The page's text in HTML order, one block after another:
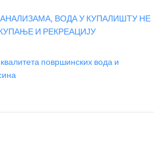
ВОДА У КУПАЛИШТУ НЕ
И РЕКРЕАЦИЈУ
површинских вода и